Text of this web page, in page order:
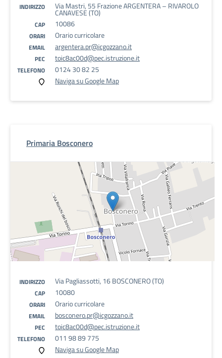
INDIRIZZO Via Mastri, 55 Frazione ARGENTERA – RIVAROLO
CANAVESE (TO)
CAP 10086
ORARI Orario curricolare
EMAIL argentera.pr@icgozzano.it
PEC toic8ac00d@pec.istruzione.it
TELEFONO
0124 30 82 25
Naviga su Google Map
Primaria Bosconero
INDIRIZZO Via Pagliassotti, 16 BOSCONERO (TO)
CAP 10080
ORARI Orario curricolare
EMAIL bosconero.pr@icgozzano.it
PEC toic8ac00d@pec.istruzione.it
TELEFONO
011 98 89 775
Naviga su Google Map